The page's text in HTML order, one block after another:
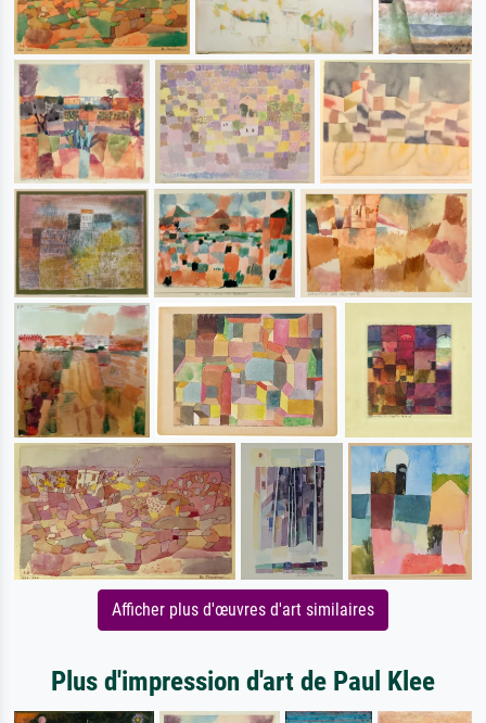
Afficher plus d'œuvres d'art similaires
Plus d'impression d'art de Paul Klee